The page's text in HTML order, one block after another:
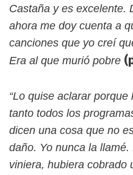
Castaña y es excelente.
ahora me doy cuenta a
canciones que yo creí
Era al que murió pobre
“Lo quise aclarar
tanto todos los
dicen una cosa que no
daño. Yo nunca la
viniera, hubiera cobrado